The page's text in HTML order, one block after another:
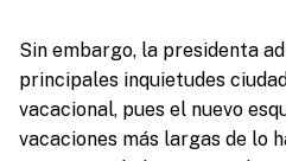
Sin embargo, la presidenta
principales inquietudes
vacacional, pues el nuevo
vacaciones más largas de lo